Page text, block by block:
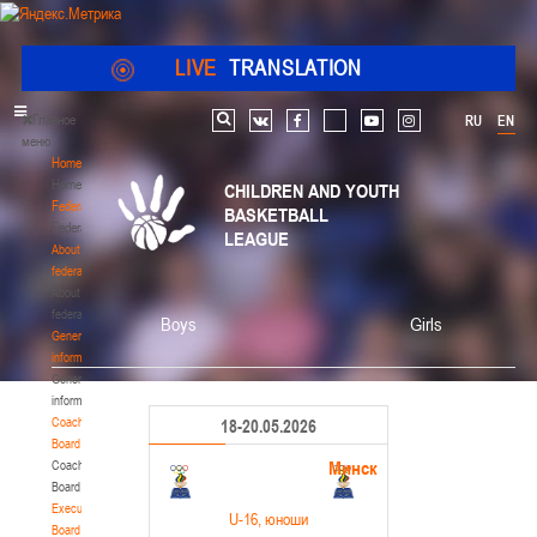
LIVE TRANSLATION
Главное
меню
Home
Home
Federation
Federation
About
federation
About
federation
General
information
General
information
Coaching
Board
Coaching
Board
Executive
Board
RU EN
Search vk facebook youtube instagram
CHILDREN AND YOUTH
BASKETBALL
LEAGUE
Boys Girls
18-20.05.2026
Минск
U-16 , юноши